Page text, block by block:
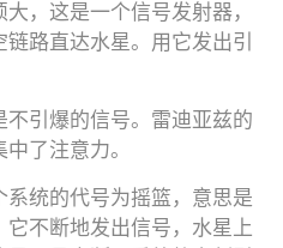
，这是一个信号发射器，
路直达水星。用它发出引
不引爆的信号。雷迪亚兹的
了注意力。
系统的代号为摇篮，意思是
不断地发出信号，水星上